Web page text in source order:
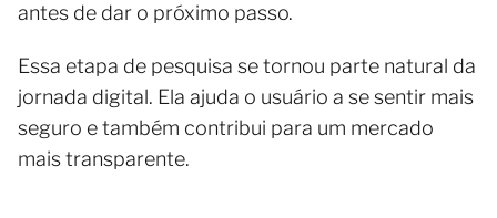
antes de dar o próximo passo.
Essa etapa de pesquisa se tornou parte natural da
jornada digital. Ela ajuda o usuário a se sentir mais
seguro e também contribui para um mercado
mais transparente.